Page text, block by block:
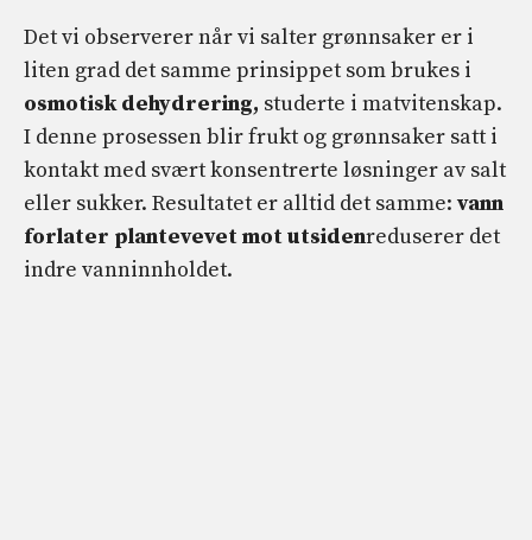
Det vi observerer når vi salter grønnsaker er i
liten grad det samme prinsippet som brukes i
osmotisk dehydrering, studerte i matvitenskap.
I denne prosessen blir frukt og grønnsaker satt i
kontakt med svært konsentrerte løsninger av salt
eller sukker. Resultatet er alltid det samme: vann
forlater plantevevet mot utsidenreduserer det
indre vanninnholdet.